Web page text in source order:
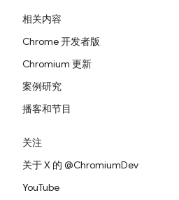
相关内容
Chrome 开发者版
Chromium 更新
案例研究
播客和节目
关注
关于 X 的 @ChromiumDev
YouTube